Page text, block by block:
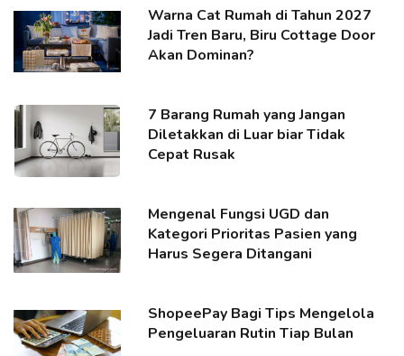
Warna Cat Rumah di Tahun 2027
Jadi Tren Baru, Biru Cottage Door
Akan Dominan?
7 Barang Rumah yang Jangan
Diletakkan di Luar biar Tidak
Cepat Rusak
Mengenal Fungsi UGD dan
Kategori Prioritas Pasien yang
Harus Segera Ditangani
ShopeePay Bagi Tips Mengelola
Pengeluaran Rutin Tiap Bulan